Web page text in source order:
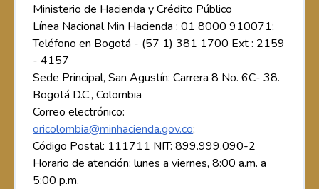
Ministerio de Hacienda y Crédito Público
Línea Nacional Min Hacienda : 01 8000 910071;
Teléfono en Bogotá - (57 1) 381 1700 Ext : 2159
- 4157
Sede Principal, San Agustín: Carrera 8 No. 6C- 38.
Bogotá D.C., Colombia
Correo electrónico:
oricolombia@minhacienda.gov.co;
Código Postal: 111711 NIT: 899.999.090-2
Horario de atención: lunes a viernes, 8:00 a.m. a
5:00 p.m.